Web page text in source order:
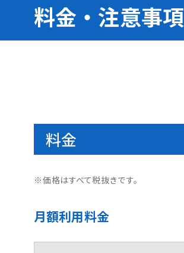
料金・注意事項
料金
※価格はすべて税抜きです。
月額利用料金